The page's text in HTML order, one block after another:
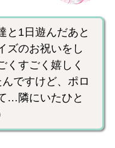
と1日遊んだあと
ズのお祝いをし
くすごく嬉しく
ですけど、ポロ
…隣にいたひと